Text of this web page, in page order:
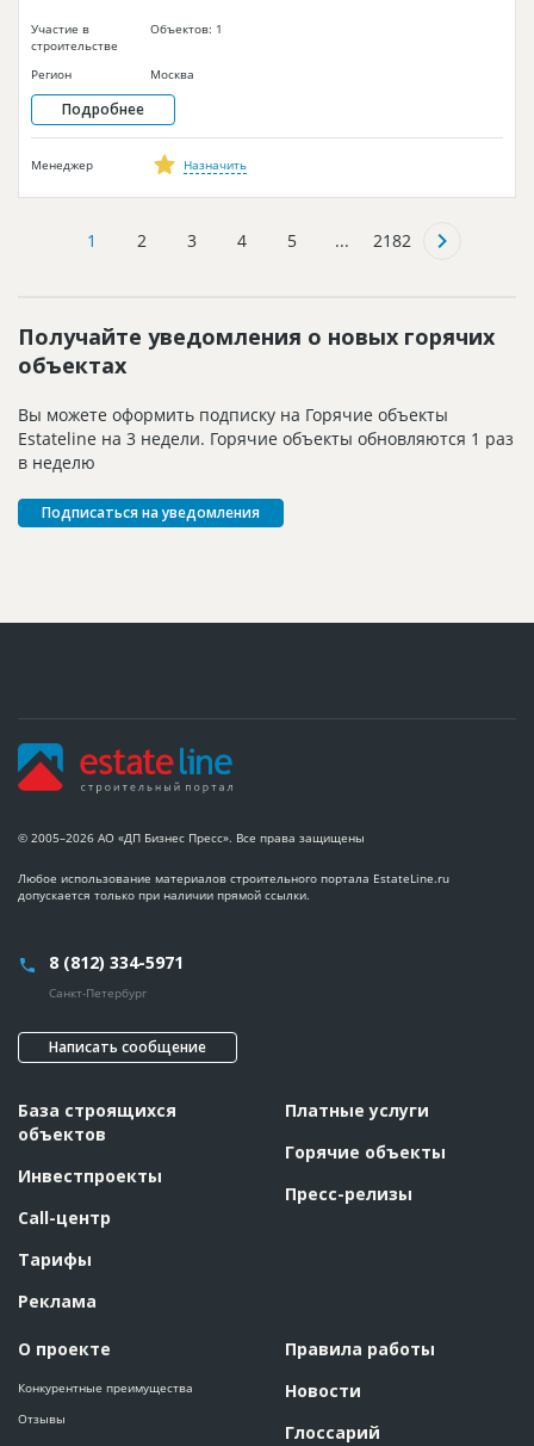
Участие в
строительстве
Объектов: 1
Регион Москва
Подробнее
Менеджер Назначить
1 2 3 4 5 ... 2182
Получайте уведомления о новых горячих
объектах
Вы можете оформить подписку на Горячие объекты
Estateline на 3 недели. Горячие объекты обновляются 1 раз
в неделю
Подписаться на уведомления
© 2005–2026 АО «ДП Бизнес Пресс». Все права защищены
Любое использование материалов строительного портала EstateLine.ru
допускается только при наличии прямой ссылки.
8 (812) 334-5971
Санкт-Петербург
Написать сообщение
База строящихся
объектов
Инвестпроекты
Call-центр
Тарифы
Реклама
О проекте
Конкурентные преимущества
Отзывы
Платные услуги
Горячие объекты
Пресс-релизы
Правила работы
Новости
Глоссарий